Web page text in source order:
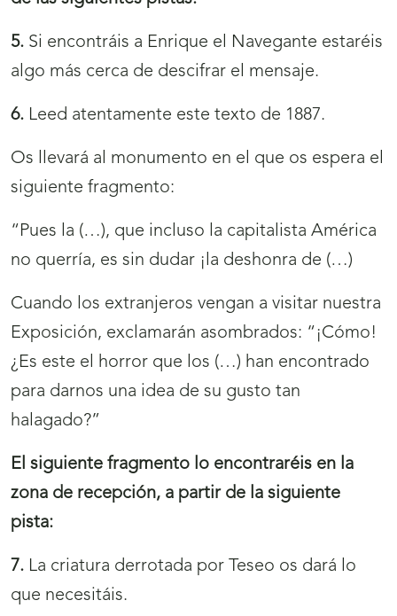
5. Si encontráis a Enrique el Navegante estaréis
algo más cerca de descifrar el mensaje.
6. Leed atentamente este texto de 1887.
Os llevará al monumento en el que os espera el
siguiente fragmento:
“Pues la (…), que incluso la capitalista América
no querría, es sin dudar ¡la deshonra de (…)
Cuando los extranjeros vengan a visitar nuestra
Exposición, exclamarán asombrados: “¡Cómo!
¿Es este el horror que los (…) han encontrado
para darnos una idea de su gusto tan
halagado?”
El siguiente fragmento lo encontraréis en la
zona de recepción, a partir de la siguiente
pista:
7. La criatura derrotada por Teseo os dará lo
que necesitáis.